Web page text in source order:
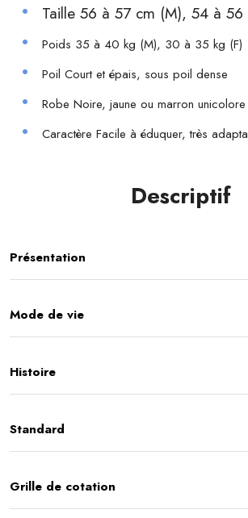
Taille 56 à 57 cm (M), 54 à 56
Poids 35 à 40 kg (M), 30 à 35 kg (F)
Poil Court et épais, sous poil dense
Robe Noire, jaune ou marron unicolore
Caractère Facile à éduquer, très
Descriptif
Présentation
Mode de vie
Histoire
Standard
Grille de cotation